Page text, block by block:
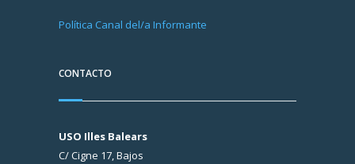
Política Canal del/a Informante
CONTACTO
USO Illes Balears
C/ Cigne 17, Bajos